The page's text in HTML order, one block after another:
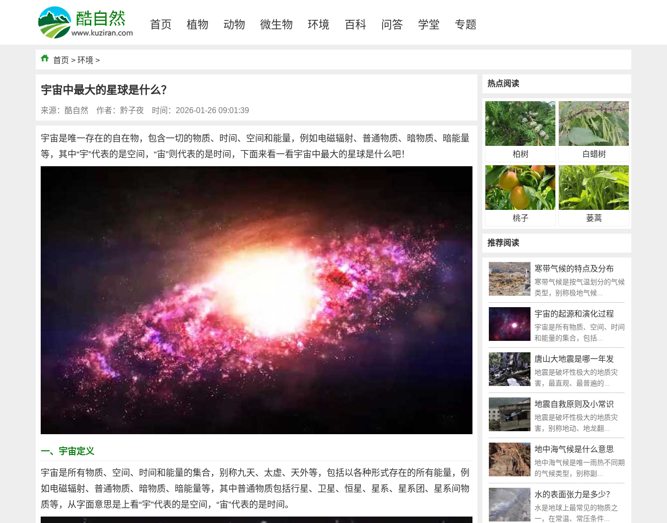
首页 植物 动物 微生物 环境 百科 问答 学堂 专题
首页 > 环境 >
宇宙中最大的星球是什么？
来源：酷自然 作者：黔子夜 时间：2026-01-26 09:01:39
宇宙是唯一存在的自在物，包含一切的物质、时间、空间和能量，例如电磁辐射、普通物质、暗物质、暗能量
等，其中“宇”代表的是空间，“宙”则代表的是时间，下面来看一看宇宙中最大的星球是什么吧！
一、宇宙定义
宇宙是所有物质、空间、时间和能量的集合，别称九天、太虚、天外等，包括以各种形式存在的所有能量，例
如电磁辐射、普通物质、暗物质、暗能量等，其中普通物质包括行星、卫星、恒星、星系、星系团、星系间物
质等，从字面意思是上看“宇”代表的是空间，“宙”代表的是时间。
热点阅读
柏树 白蜡树
桃子 蒌蒿
推荐阅读
寒带气候的特点及分布
寒带气候是按气温划分的气候
类型，别称极地气候...
宇宙的起源和演化过程
宇宙是所有物质、空间、时间
和能量的集合，包括...
唐山大地震是哪一年发
地震是破坏性极大的地质灾
害，最直观、最普遍的...
地震自救原则及小常识
地震是破坏性极大的地质灾
害，别称地动、地龙翻...
地中海气候是什么意思
地中海气候是唯一雨热不同期
的气候类型，别称副...
水的表面张力是多少？
水是地球上最常见的物质之
一，在常温、常压条件...